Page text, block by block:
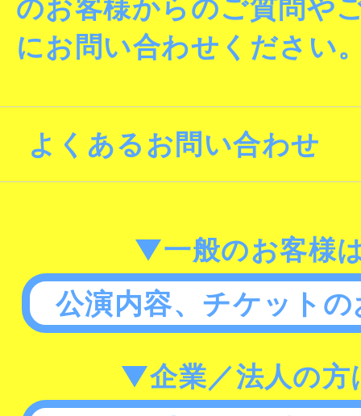
のお客様からのご質問や
にお問い合わせください
よくあるお問い合わせ
▼一般のお客様
公演内容、チケット
▼企業／法人の方